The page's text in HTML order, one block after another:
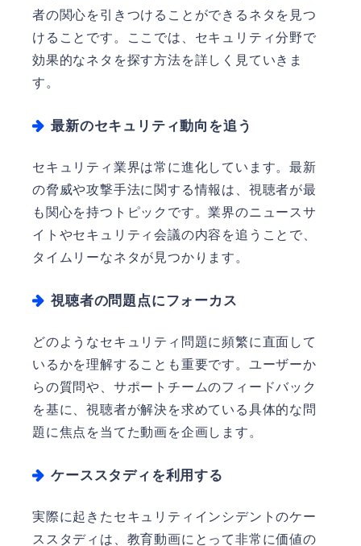
者の関心を引きつけることができるネタを見つ
けることです。ここでは、セキュリティ分野で
効果的なネタを探す方法を詳しく見ていきま
す。
最新のセキュリティ動向を追う
セキュリティ業界は常に進化しています。最新
の脅威や攻撃手法に関する情報は、視聴者が最
も関心を持つトピックです。業界のニュースサ
イトやセキュリティ会議の内容を追うことで、
タイムリーなネタが見つかります。
視聴者の問題点にフォーカス
どのようなセキュリティ問題に頻繁に直面して
いるかを理解することも重要です。ユーザーか
らの質問や、サポートチームのフィードバック
を基に、視聴者が解決を求めている具体的な問
題に焦点を当てた動画を企画します。
ケーススタディを利用する
実際に起きたセキュリティインシデントのケー
ススタディは、教育動画にとって非常に価値の